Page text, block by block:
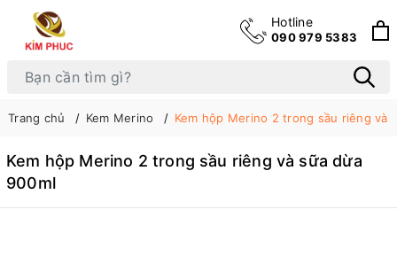
Hotline
090 979 5383
Trang chủ Kem Merino Kem hộp Merino 2 trong sầu riêng và
Kem hộp Merino 2 trong sầu riêng và sữa dừa
900ml